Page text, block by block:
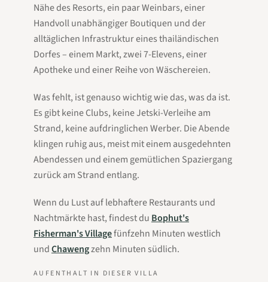
Nähe des Resorts, ein paar Weinbars, einer
Handvoll unabhängiger Boutiquen und der
alltäglichen Infrastruktur eines thailändischen
Dorfes – einem Markt, zwei 7-Elevens, einer
Apotheke und einer Reihe von Wäschereien.
Was fehlt, ist genauso wichtig wie das, was da ist.
Es gibt keine Clubs, keine Jetski-Verleihe am
Strand, keine aufdringlichen Werber. Die Abende
klingen ruhig aus, meist mit einem ausgedehnten
Abendessen und einem gemütlichen Spaziergang
zurück am Strand entlang.
Wenn du Lust auf lebhaftere Restaurants und
Nachtmärkte hast, findest du Bophut's
Fisherman's Villagefünfzehn Minuten westlich
undChawengzehn Minuten südlich.
AUFENTHALT IN DIESER VILLA